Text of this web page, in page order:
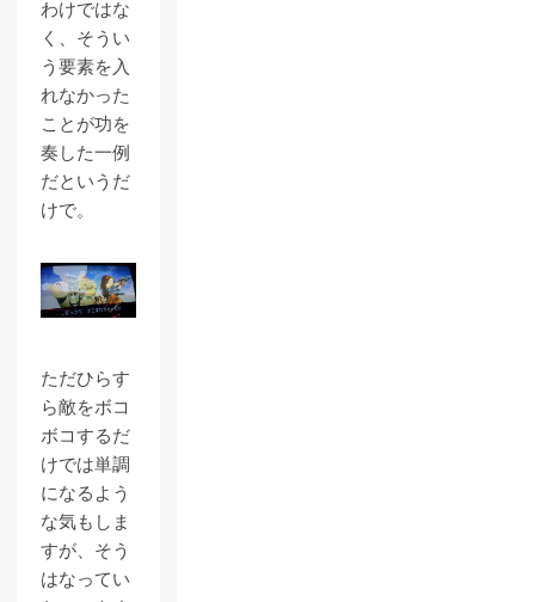
わけではな
く、そうい
う要素を入
れなかった
ことが功を
奏した一例
だというだ
けで。
ただひらす
ら敵をボコ
ボコするだ
けでは単調
になるよう
な気もしま
すが、そう
はなってい